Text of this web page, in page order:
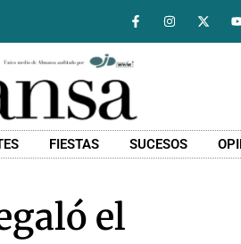
FIESTAS SUCESOS
el